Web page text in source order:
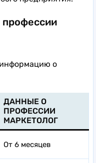
о
ДАННЫЕ О
ПРОФЕССИИ
МАРКЕТОЛОГ
От 6 месяцев